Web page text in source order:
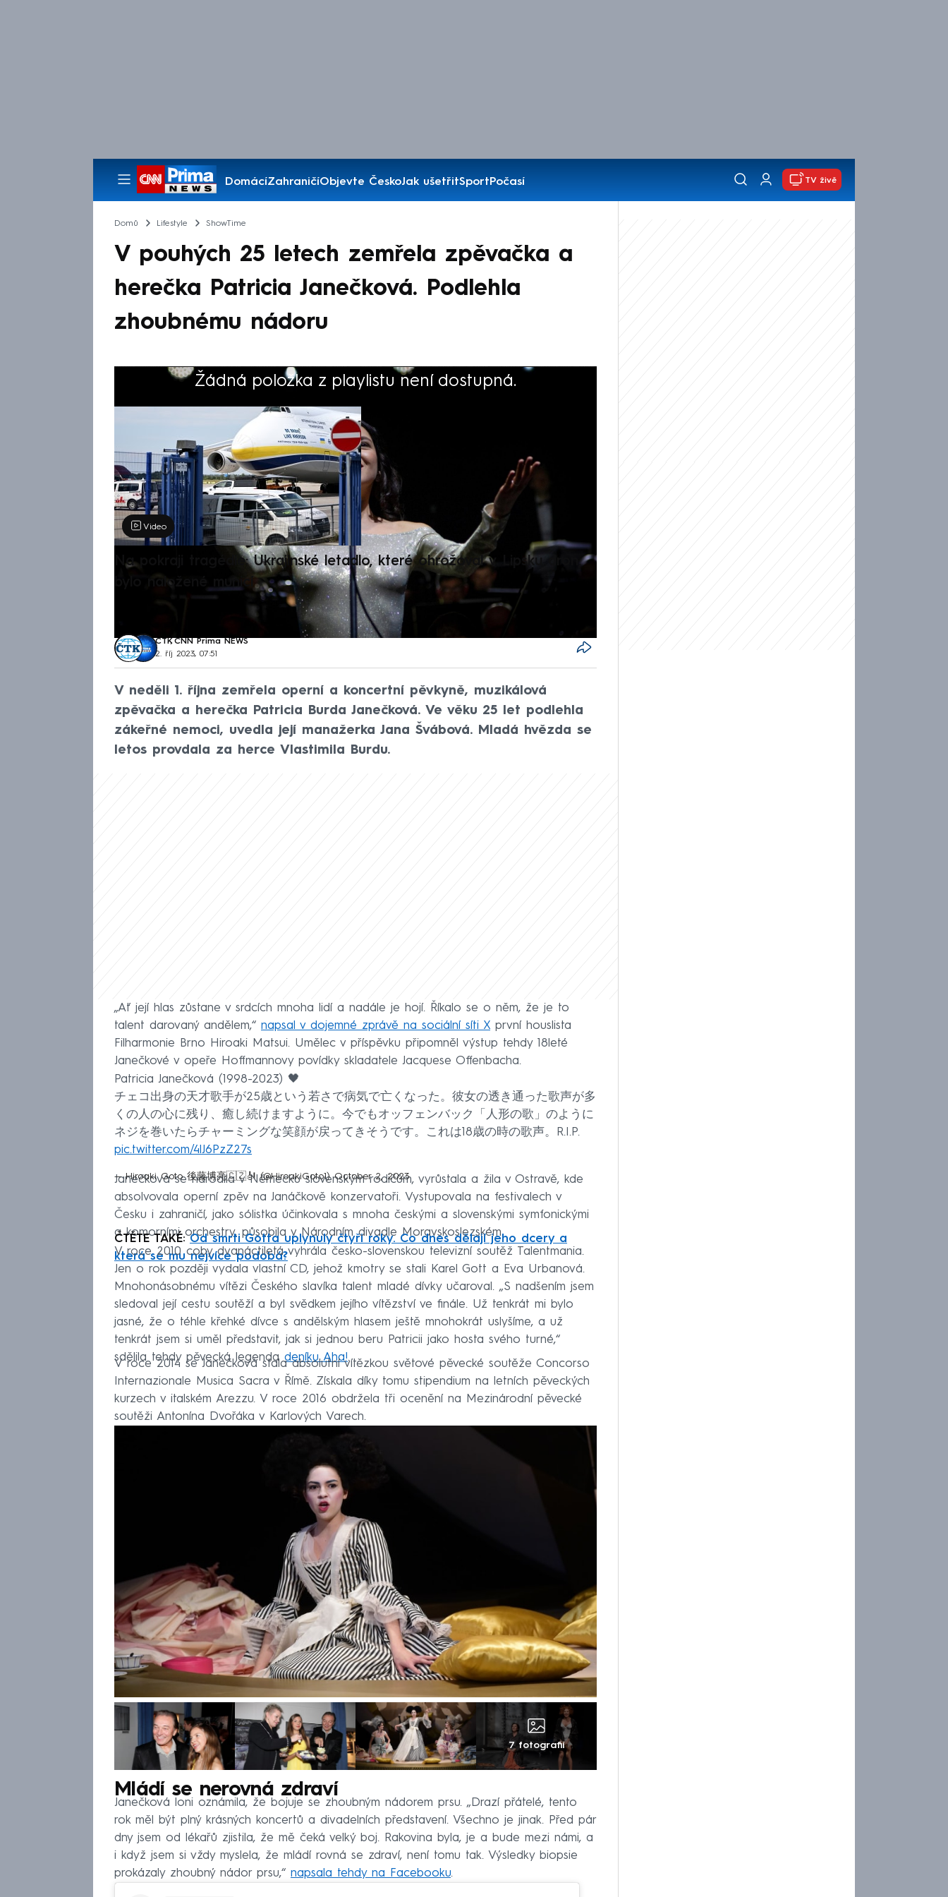
DomácíZahraničíObjevte ČeskoJak ušetřitSportPočasí
Pořady
TV živě
Domů Lifestyle ShowTime
V pouhých 25 letech zemřela zpěvačka a
herečka Patricia Janečková. Podlehla
zhoubnému nádoru
Žádná položka z playlistu není dostupná.
Výběr redakce
Video
Na pokraji tragédie: Ukrajinské letadlo, které ohrožoval v Lipsku dron,
bylo naložené municí
ČTK, CNN Prima NEWS
2. říj 2023, 07:51
V neděli 1. října zemřela operní a koncertní pěvkyně, muzikálová
zpěvačka a herečka Patricia Burda Janečková. Ve věku 25 let podlehla
zákeřné nemoci, uvedla její manažerka Jana Švábová. Mladá hvězda se
letos provdala za herce Vlastimila Burdu.
„Ať její hlas zůstane v srdcích mnoha lidí a nadále je hojí. Říkalo se o něm, že je to
talent darovaný andělem,“ napsal v dojemné zprávě na sociální síti X první houslista
Filharmonie Brno Hiroaki Matsui. Umělec v příspěvku připomněl výstup tehdy 18leté
Janečkové v opeře Hoffmannovy povídky skladatele Jacquese Offenbacha.
Patricia Janečková (1998-2023) 🖤
チェコ出身の天才歌手が25歳という若さで病気で亡くなった。彼女の透き通った歌声が多
くの人の心に残り、癒し続けますように。今でもオッフェンバック「人形の歌」のように
ネジを巻いたらチャーミングな笑顔が戻ってきそうです。これは18歳の時の歌声。R.I.P.
pic.twitter.com/4lJ6PzZ27s
— Hiroaki Goto 後藤博亮🇨🇿🎻 (@HiroakiGoto1)October 2, 2023
Janečková se narodila v Německu slovenským rodičům, vyrůstala a žila v Ostravě, kde
absolvovala operní zpěv na Janáčkově konzervatoři. Vystupovala na festivalech v
Česku i zahraničí, jako sólistka účinkovala s mnoha českými a slovenskými symfonickými
a komorními orchestry, působila v Národním divadle Moravskoslezském.
ČTĚTE TAKÉ:Od smrti Gotta uplynuly čtyři roky. Co dnes dělají jeho dcery a
která se mu nejvíce podobá?
V roce 2010 coby dvanáctiletá vyhrála česko-slovenskou televizní soutěž Talentmania.
Jen o rok později vydala vlastní CD, jehož kmotry se stali Karel Gott a Eva Urbanová.
Mnohonásobnému vítězi Českého slavíka talent mladé dívky učaroval. „S nadšením jsem
sledoval její cestu soutěží a byl svědkem jejího vítězství ve finále. Už tenkrát mi bylo
jasné, že o téhle křehké dívce s andělským hlasem ještě mnohokrát uslyšíme, a už
tenkrát jsem si uměl představit, jak si jednou beru Patricii jako hosta svého turné,“
sdělila tehdy pěvecká legenda deníku Aha!.
V roce 2014 se Janečková stala absolutní vítězkou světové pěvecké soutěže Concorso
Internazionale Musica Sacra v Římě. Získala díky tomu stipendium na letních pěveckých
kurzech v italském Arezzu. V roce 2016 obdržela tři ocenění na Mezinárodní pěvecké
soutěži Antonína Dvořáka v Karlových Varech.
7 fotografií
Mládí se nerovná zdraví
Janečková loni oznámila, že bojuje se zhoubným nádorem prsu. „Drazí přátelé, tento
rok měl být plný krásných koncertů a divadelních představení. Všechno je jinak. Před pár
dny jsem od lékařů zjistila, že mě čeká velký boj. Rakovina byla, je a bude mezi námi, a
i když jsem si vždy myslela, že mládí rovná se zdraví, není tomu tak. Výsledky biopsie
prokázaly zhoubný nádor prsu,“ napsala tehdy na Facebooku.